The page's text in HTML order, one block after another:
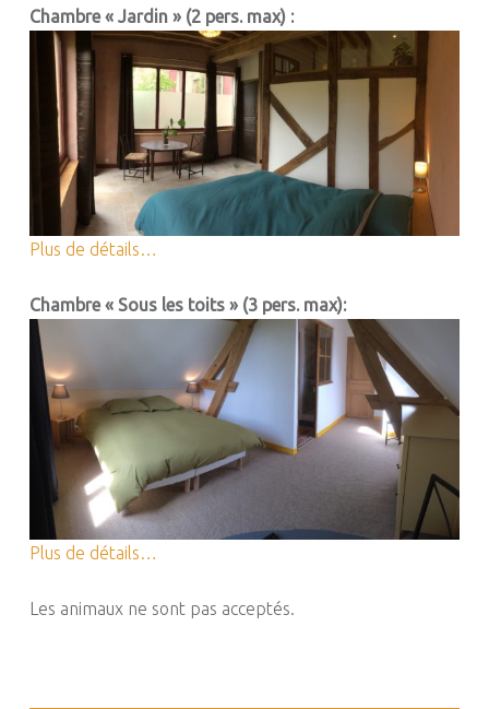
Chambre « Jardin » (2 pers. max) :
Plus de détails…
Chambre « Sous les toits » (3 pers. max):
Plus de détails…
Les animaux ne sont pas acceptés.